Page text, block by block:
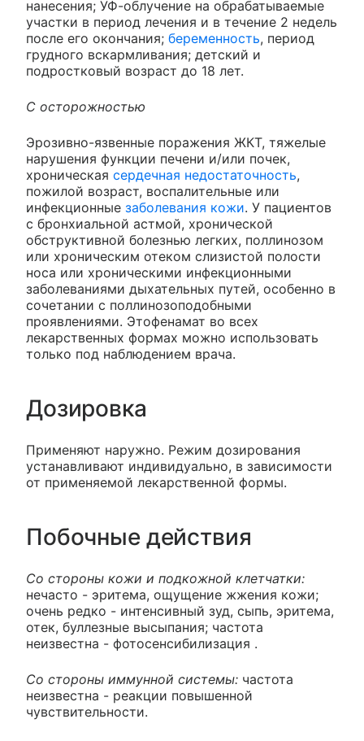
нанесения; УФ-облучение на обрабатываемые
участки в период лечения и в течение 2 недель
после его окончания; беременность, период
грудного вскармливания; детский и
подростковый возраст до 18 лет.
С осторожностью
Эрозивно-язвенные поражения ЖКТ, тяжелые
нарушения функции печени и/или почек,
хроническая сердечная недостаточность,
пожилой возраст, воспалительные или
инфекционные заболевания кожи. У пациентов
с бронхиальной астмой, хронической
обструктивной болезнью легких, поллинозом
или хроническим отеком слизистой полости
носа или хроническими инфекционными
заболеваниями дыхательных путей, особенно в
сочетании с поллинозоподобными
проявлениями. Этофенамат во всех
лекарственных формах можно использовать
только под наблюдением врача.
Дозировка
Применяют наружно. Режим дозирования
устанавливают индивидуально, в зависимости
от применяемой лекарственной формы.
Побочные действия
Со стороны кожи и подкожной клетчатки:
нечасто - эритема, ощущение жжения кожи;
очень редко - интенсивный зуд, сыпь, эритема,
отек, буллезные высыпания; частота
неизвестна - фотосенсибилизация .
Со стороны иммунной системы: частота
неизвестна - реакции повышенной
чувствительности.